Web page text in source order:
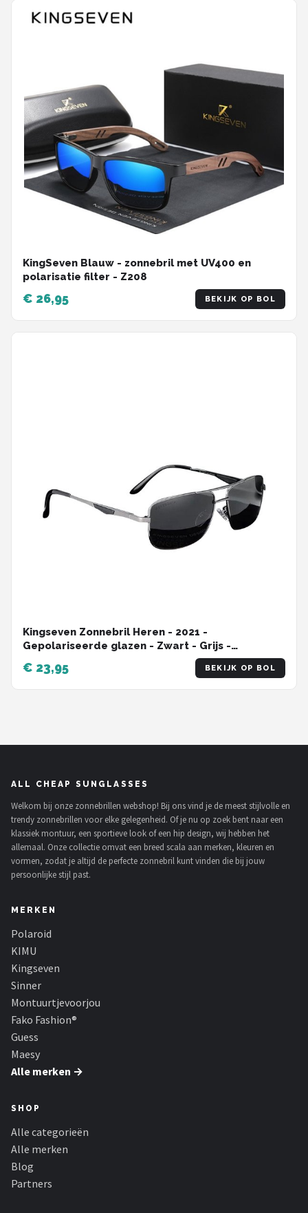
KingSeven Blauw - zonnebril met UV400 en
polarisatie filter - Z208
€ 26,95 BEKIJK OP BOL
Kingseven Zonnebril Heren - 2021 -
Gepolariseerde glazen - Zwart - Grijs -
€ 23,95 BEKIJK OP BOL
ALL CHEAP SUNGLASSES
Welkom bij onze zonnebrillen webshop! Bij ons vind je de meest stijlvolle en
trendy zonnebrillen voor elke gelegenheid. Of je nu op zoek bent naar een
klassiek montuur, een sportieve look of een hip design, wij hebben het
allemaal. Onze collectie omvat een breed scala aan merken, kleuren en
vormen, zodat je altijd de perfecte zonnebril kunt vinden die bij jouw
persoonlijke stijl past.
MERKEN
Polaroid
KIMU
Kingseven
Sinner
Montuurtjevoorjou
Fako Fashion®
Guess
Maesy
Alle merken →
SHOP
Alle categorieën
Alle merken
Blog
Partners